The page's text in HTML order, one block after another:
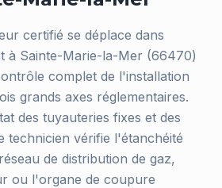
certifié se déplace dans
à Sainte-Marie-la-Mer (66470)
complet de l'installation
grands axes réglementaires.
des tuyauteries fixes et des
technicien vérifie l'étanchéité
de distribution de gaz,
ou l'organe de coupure